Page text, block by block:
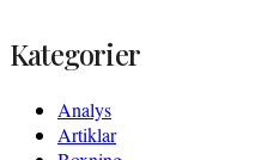
Kategorier
Analys
Artiklar